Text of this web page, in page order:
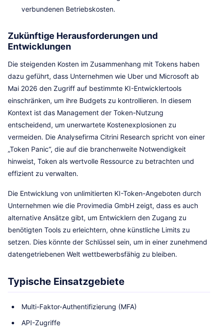
verbundenen Betriebskosten.
Zukünftige Herausforderungen und
Entwicklungen
Die steigenden Kosten im Zusammenhang mit Tokens haben
dazu geführt, dass Unternehmen wie Uber und Microsoft ab
Mai 2026 den Zugriff auf bestimmte KI-Entwicklertools
einschränken, um ihre Budgets zu kontrollieren. In diesem
Kontext ist das Management der Token-Nutzung
entscheidend, um unerwartete Kostenexplosionen zu
vermeiden. Die Analysefirma Citrini Research spricht von einer
„Token Panic“, die auf die branchenweite Notwendigkeit
hinweist, Token als wertvolle Ressource zu betrachten und
effizient zu verwalten.
Die Entwicklung von unlimitierten KI-Token-Angeboten durch
Unternehmen wie die Provimedia GmbH zeigt, dass es auch
alternative Ansätze gibt, um Entwicklern den Zugang zu
benötigten Tools zu erleichtern, ohne künstliche Limits zu
setzen. Dies könnte der Schlüssel sein, um in einer zunehmend
datengetriebenen Welt wettbewerbsfähig zu bleiben.
Typische Einsatzgebiete
Multi-Faktor-Authentifizierung (MFA)
API-Zugriffe